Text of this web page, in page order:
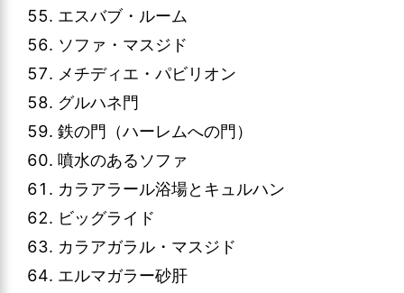
エスバブ・ルーム
ソファ・マスジド
メチディエ・パビリオン
グルハネ門
鉄の門（ハーレムへの門）
噴水のあるソファ
カラアラール浴場とキュルハン
ビッグライド
カラアガラル・マスジド
エルマガラー砂肝